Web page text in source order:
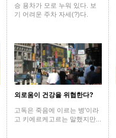
승 용차가 모로 누워 있다. 보
기 어려운 주차 자세(?)다.
외로움이 건강을 위협한다?
고독은 죽음에 이르는 병'이라
고 키에르케고르는 말했지만...